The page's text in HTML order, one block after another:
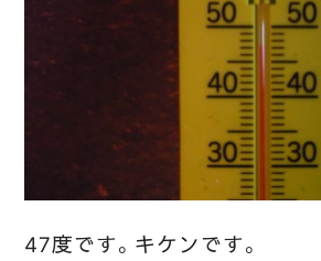
47度です。キケンです。